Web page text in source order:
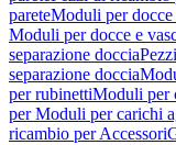
pareteModuli per docce
Moduli per docce e
separazione doccia
separazione doccia
per rubinettiModuli per
per Moduli per carichi
ricambio per Accessori